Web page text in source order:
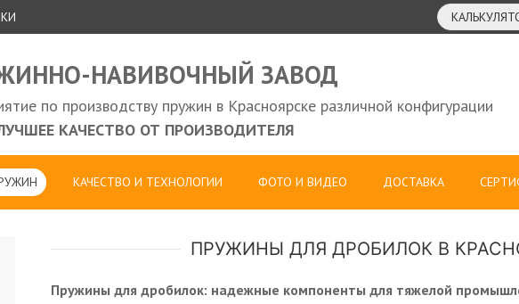
НАВИВОЧНЫЙ ЗАВОД
по производству пружин в Красноярске различной конфигурации
КАЧЕСТВО ОТ ПРОИЗВОДИТЕЛЯ
КАЧЕСТВО И ТЕХНОЛОГИИ ФОТО И ВИДЕО ДОСТАВКА
ПРУЖИНЫ ДЛЯ ДРОБИЛОК В
Пружины для дробилок: надежные компоненты для тяжелой